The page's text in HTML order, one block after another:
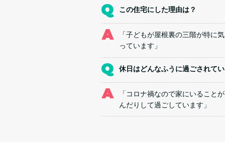
この住宅にした理由は？
「子どもが屋根裏の三階が特に
っています」
休日はどんなふうに過ごされて
「コロナ禍なので家にいること
んだりして過ごしています」